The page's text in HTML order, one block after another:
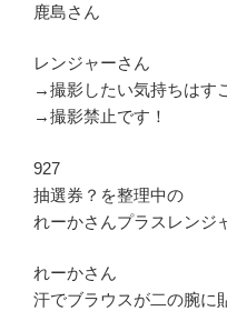
鹿島さん
レンジャーさん
→撮影したい気持ちはす
→撮影禁止です！
927
抽選券？を整理中の
れーかさんプラスレンジ
れーかさん
汗でブラウスが二の腕に